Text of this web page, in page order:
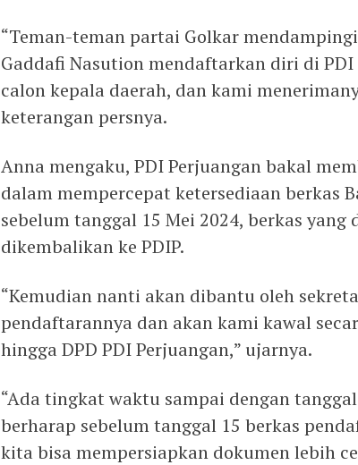
“Teman-teman partai Golkar
Gaddafi Nasution mendaftarkan diri di
calon kepala daerah, dan kami
keterangan persnya.
Anna mengaku, PDI Perjuangan bakal
dalam mempercepat ketersediaan berkas
sebelum tanggal 15 Mei 2024, berkas
dikembalikan ke PDIP.
“Kemudian nanti akan dibantu oleh
pendaftarannya dan akan kami kawal
hingga DPD PDI Perjuangan,” ujarnya.
“Ada tingkat waktu sampai dengan
berharap sebelum tanggal 15 berkas
kita bisa mempersiapkan dokumen lebih